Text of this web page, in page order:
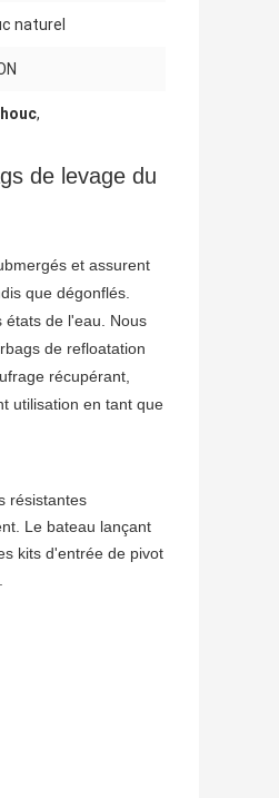
naturel
,
de levage du
et assurent
que dégonflés.
états de l'eau. Nous
de refloatation
récupérant,
utilisation en tant que
résistantes
Le bateau lançant
kits d'entrée de pivot